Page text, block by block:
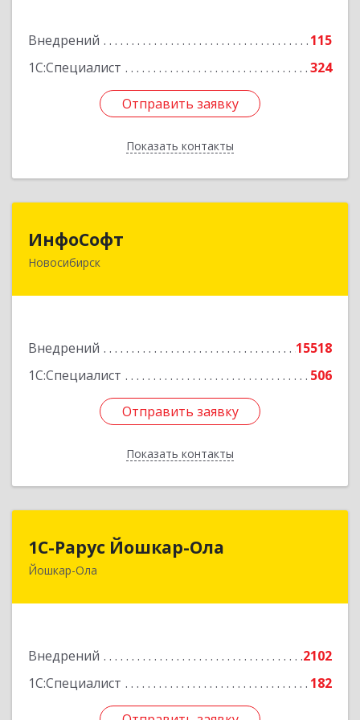
Внедрений
115
1С:Специалист
324
Отправить заявку
Показать контакты
Подробнее
Отправить заявку
Назад
ИнфоСофт
Новосибирск
Внедрений
15518
1С:Специалист
506
Отправить заявку
Показать контакты
630091, Новосибирская обл, Новосибирск г,
Отправить заявку
Назад
1С-Рарус Йошкар-Ола
Йошкар-Ола
Внедрений
2102
1С:Специалист
182
424004, Марий Эл Респ, Йошкар-Ола г, Волкова